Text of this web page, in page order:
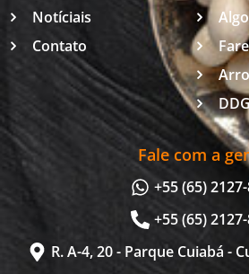
Notíciais
Contato
Fale com a
+55 (65)
+55 (65)
R. A-4, 20 - Parque Cuiabá -